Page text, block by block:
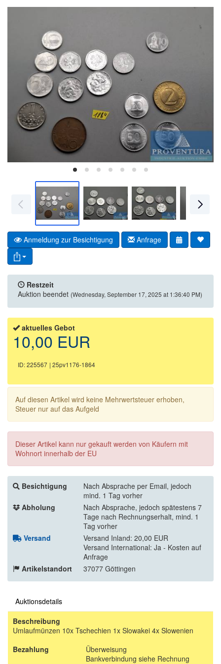
Anmeldung zur Besichtigung Anfrage
Restzeit
Auktion beendet (Wednesday, September 17, 2025 at 1:36:40 PM)
aktuelles Gebot
10,00 EUR
ID: 225567 | 25pv1176-1864
Auf diesen Artikel wird keine Mehrwertsteuer erhoben,
Steuer nur auf das Aufgeld
Dieser Artikel kann nur gekauft werden von Käufern mit
Wohnort innerhalb der EU
Besichtigung
Nach Absprache per Email, jedoch
mind. 1 Tag vorher
Abholung
Nach Absprache, jedoch spätestens 7
Tage nach Rechnungserhalt, mind. 1
Tag vorher
Versand
Versand Inland: 20,00 EUR
Versand International: Ja - Kosten auf
Anfrage
Artikelstandort
37077 Göttingen
Auktionsdetails
Beschreibung
Umlaufmünzen 10x Tschechien 1x Slowakei 4x Slowenien
Bezahlung
Überweisung
Bankverbindung siehe Rechnung